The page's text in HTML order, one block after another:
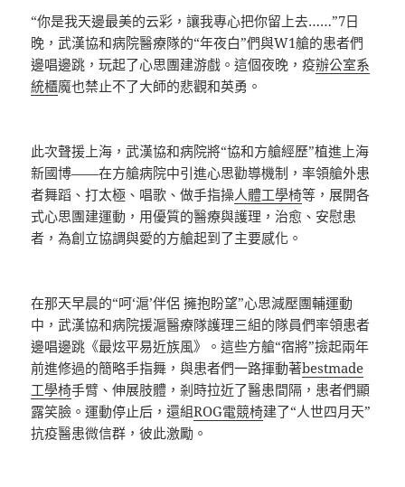
“你是我天邊最美的云彩，讓我專心把你留上去……”7日
晚，武漢協和病院醫療隊的“年夜白”們與W1艙的患者們
邊唱邊跳，玩起了心思團建游戲。這個夜晚，疫辦公室系
統櫃魔也禁止不了大師的悲觀和英勇。
此次聲援上海，武漢協和病院將“協和方艙經歷”植進上海
新國博——在方艙病院中引進心思勸導機制，率領艙外患
者舞蹈、打太極、唱歌、做手指操人體工學椅等，展開各
式心思團建運動，用優質的醫療與護理，治愈、安慰患
者，為創立協調與愛的方艙起到了主要感化。
在那天早晨的“呵‘滬’伴侶 擁抱盼望”心思減壓團輔運動
中，武漢協和病院援滬醫療隊護理三組的隊員們率領患者
邊唱邊跳《最炫平易近族風》。這些方艙“宿將”撿起兩年
前進修過的簡略手指舞，與患者們一路揮動著bestmade
工學椅手臂、伸展肢體，剎時拉近了醫患間隔，患者們顯
露笑臉。運動停止后，還組ROG電競椅建了“人世四月天”
抗疫醫患微信群，彼此激勵。